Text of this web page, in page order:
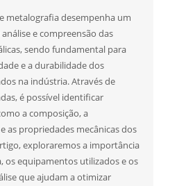
metalografia desempenha um
e compreensão das
sendo fundamental para
e a durabilidade dos
na indústria. Através de
é possível identificar
a composição, a
as propriedades mecânicas dos
exploraremos a importância
os equipamentos utilizados e os
que ajudam a otimizar